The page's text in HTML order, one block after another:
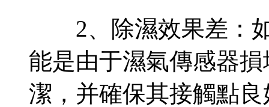
2、除濕效果差：如
能是由于濕氣傳感器
潔，并確保其接觸點